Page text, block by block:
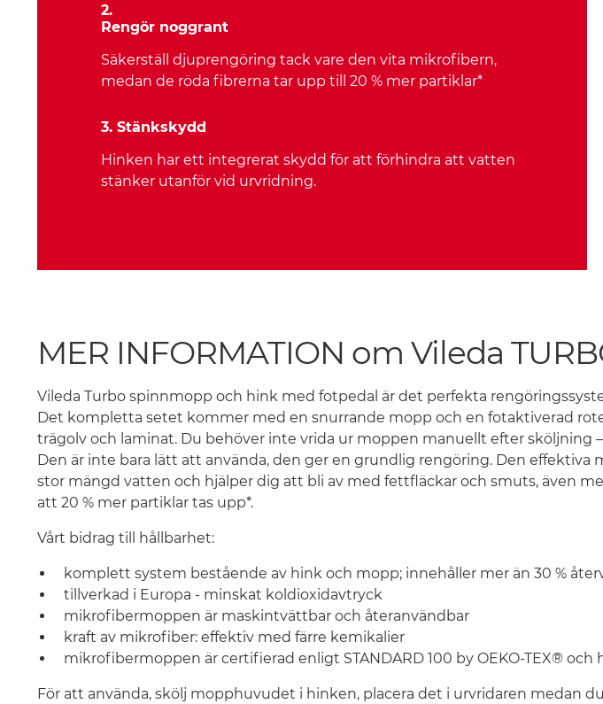
2.
Rengör noggrant
Säkerställ djuprengöring tack vare den vita mikrofibern,
medan de röda fibrerna tar upp till 20 % mer partiklar*
3. Stänkskydd
Hinken har ett integrerat skydd för att förhindra att vatten
stänker utanför vid urvridning.
MER INFORMATION om Vileda
Vileda Turbo spinnmopp och hink med fotpedal är det perfekta
Det kompletta setet kommer med en snurrande mopp och en fotaktiverad
trägolv och laminat. Du behöver inte vrida ur moppen manuellt efter
Den är inte bara lätt att använda, den ger en grundlig rengöring. Den
stor mängd vatten och hjälper dig att bli av med fettfläckar och smuts, även
att 20 % mer partiklar tas upp*.
Vårt bidrag till hållbarhet:
komplett system bestående av hink och mopp; innehåller mer än 30 %
tillverkad i Europa - minskat koldioxidavtryck
mikrofibermoppen är maskintvättbar och återanvändbar
kraft av mikrofiber: effektiv med färre kemikalier
mikrofibermoppen är certifierad enligt STANDARD 100 by OEKO-TEX®
För att använda, skölj mopphuvudet i hinken, placera det i urvridaren medan